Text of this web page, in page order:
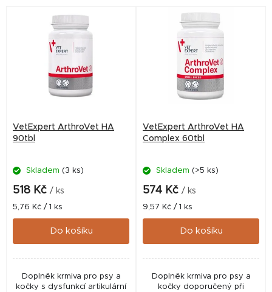
VetExpert ArthroVet HA
90tbl
Skladem (3 ks)
518 Kč / ks
Měrná
cena:
5,76 Kč / 1 ks
Do košíku
Doplněk krmiva pro psy a
kočky s dysfunkcí artikulární
VetExpert ArthroVet HA
Complex 60tbl
Skladem (>5 ks)
574 Kč / ks
Měrná
cena:
9,57 Kč / 1 ks
Do košíku
Doplněk krmiva pro psy a
kočky doporučený při